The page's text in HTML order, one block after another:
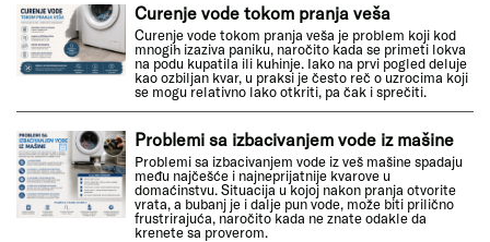
Curenje vode tokom pranja veša
Curenje vode tokom pranja veša je problem koji kod
mnogih izaziva paniku, naročito kada se primeti lokva
na podu kupatila ili kuhinje. Iako na prvi pogled deluje
kao ozbiljan kvar, u praksi je često reč o uzrocima koji
se mogu relativno lako otkriti, pa čak i sprečiti.
Problemi sa izbacivanjem vode iz mašine
Problemi sa izbacivanjem vode iz veš mašine spadaju
među najčešće i najneprijatnije kvarove u
domaćinstvu. Situacija u kojoj nakon pranja otvorite
vrata, a bubanj je i dalje pun vode, može biti prilično
frustrirajuća, naročito kada ne znate odakle da
krenete sa proverom.